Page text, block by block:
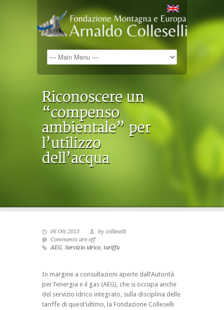
06 Ott 2013
by colleselli
Comments are off
AEG, Servizio idrico, tariffa
In margine a consultazioni aperte dall’Autorità
per l’energia e il gas (AEG), che si occupa anche
del servizio idrico integrato, sulla disciplina delle
tariffe di quest’ultimo, la Fondazione Colleselli